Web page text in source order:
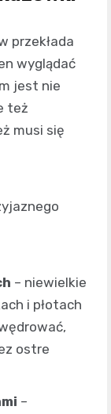
przekłada
wyglądać
jest nie
też
musi się
– niewielkie
i płotach
ostre
–